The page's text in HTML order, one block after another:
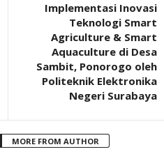
Implementasi Inovasi
Teknologi Smart
Agriculture & Smart
Aquaculture di Desa
Sambit, Ponorogo oleh
Politeknik Elektronika
Negeri Surabaya
MORE FROM AUTHOR